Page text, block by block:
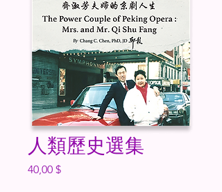
人類歷史選集
40,00 $價